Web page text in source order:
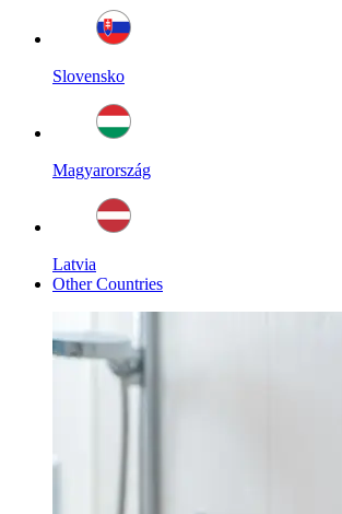
Slovensko
Magyarország
Latvia
Other Countries